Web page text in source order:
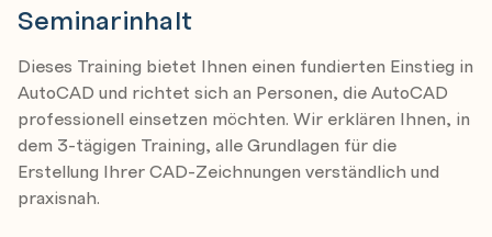
Seminarinhalt
Dieses Training bietet Ihnen einen fundierten Einstieg in
AutoCAD und richtet sich an Personen, die AutoCAD
professionell einsetzen möchten. Wir erklären Ihnen, in
dem 3-tägigen Training, alle Grundlagen für die
Erstellung Ihrer CAD-Zeichnungen verständlich und
praxisnah.